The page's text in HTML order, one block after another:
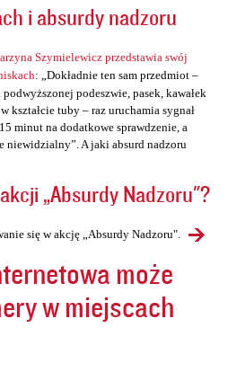
i absurdy nadzoru
Szymielewicz przedstawia swój
: „Dokładnie ten sam przedmiot –
podeszwie, pasek, kawałek
kształcie tuby – raz uruchamia sygnał
minut na dodatkowe sprawdzenie, a
niewidzialny”. A jaki absurd nadzoru
„Absurdy Nadzoru"?
się w akcję „Absurdy Nadzoru".
może
w miejscach